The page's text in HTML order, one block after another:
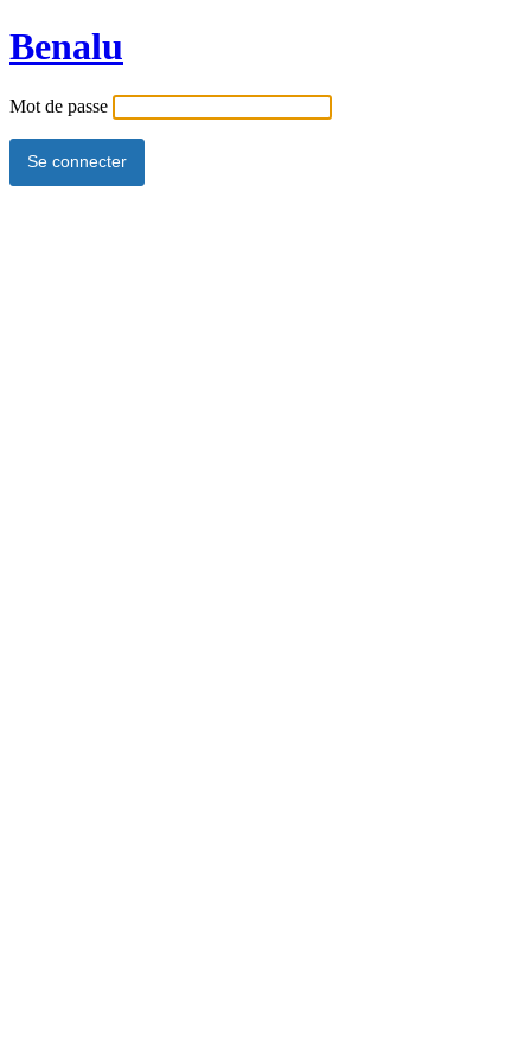
Benalu
Mot de passe